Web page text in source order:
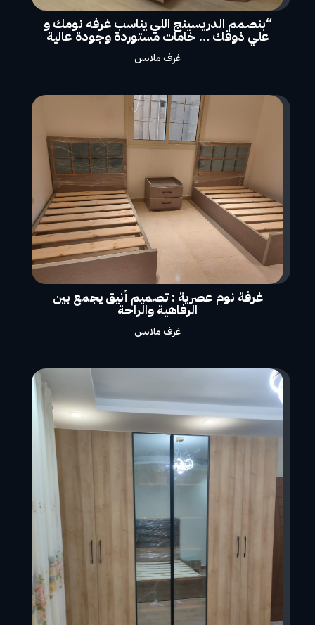
“بنصمم الدريسينج اللي يناسب غرفه نومك و
علي ذوقك … خامات مستوردة وجودة عالية
غرف ملابس
غرفة نوم عصرية : تصميم أنيق يجمع بين
الرفاهية والراحة
غرف ملابس